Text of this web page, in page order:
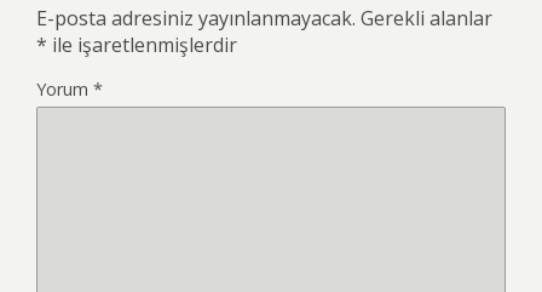
E-posta adresiniz yayınlanmayacak. Gerekli alanlar
* ile işaretlenmişlerdir
Yorum *